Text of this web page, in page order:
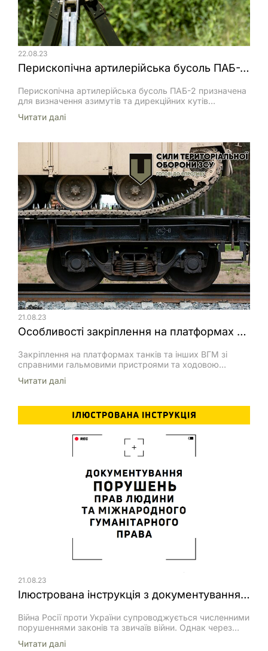
22.08.23
Перископічна артилерійська бусоль ПАБ-2 6. Поправка бусолі.
Перископічна артилерійська бусоль ПАБ-2 призначена
для визначення азимутів та дирекційних кутів
для вимірювання горизонтальних і вертикальних кутів,
топогеодезичної прив’язки.
Читати далi
21.08.23
Особливості закріплення на платформах гусеничної техніки
Закріплення на платформах танків та інших ВГМ зі
справними гальмовими пристроями та ходовою
платформ не вище 1,5 м дозволяється виконувати
Читати далi
21.08.23
Ілюстрована інструкція з документування порушень прав людини та норм міжнародного гуманітарного права
Війна Росії проти України супроводжується численними
порушеннями законів та звичаїв війни. Однак через
умови бойових дій, правоохоронні органи не завжди
мають змогу вчасно зафіксувати інформацію. Тож є
Читати далi